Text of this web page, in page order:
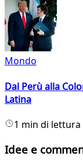
Mondo
Dal Perù alla
Latina
1 min di lettura
Idee e